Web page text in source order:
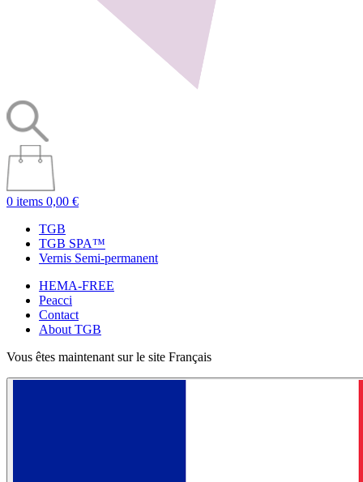
0 items 0,00 €
TGB
TGB SPA™
Vernis Semi-permanent
HEMA-FREE
Peacci
Contact
About TGB
Vous êtes maintenant sur le site Français